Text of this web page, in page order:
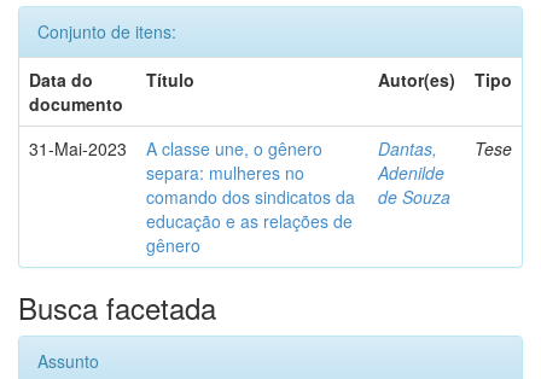
Conjunto de itens:
Data do
documento
Título Autor(es) Tipo
31-Mai-2023
A classe une, o gênero
separa: mulheres no
comando dos sindicatos da
educação e as relações de
gênero
Dantas,
Adenilde
de Souza
Tese
Busca facetada
Assunto